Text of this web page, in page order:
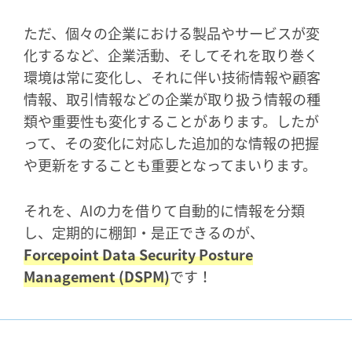
ただ、個々の企業における製品やサービスが変
化するなど、企業活動、そしてそれを取り巻く
環境は常に変化し、それに伴い技術情報や顧客
情報、取引情報などの企業が取り扱う情報の種
類や重要性も変化することがあります。したが
って、その変化に対応した追加的な情報の把握
や更新をすることも重要となってまいります。
それを、AIの力を借りて自動的に情報を分類
し、定期的に棚卸・是正できるのが、
Forcepoint Data Security Posture
Management (DSPM)です！